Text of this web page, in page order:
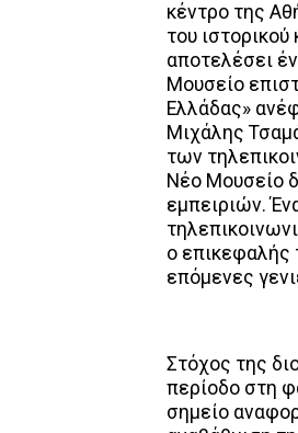
κέντρο της
του
αποτελέσει
Μουσείο
Ελλάδας»
Μιχάλης
των
Νέο Μουσείο
εμπειριών.
ο επικεφαλής
επόμενες
Στόχος της
περίοδο στη
σημείο